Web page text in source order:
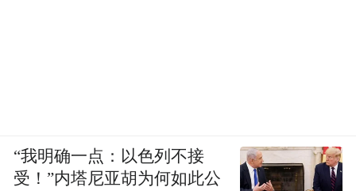
“我明确一点：以色列不接
受！”内塔尼亚胡为何如此公